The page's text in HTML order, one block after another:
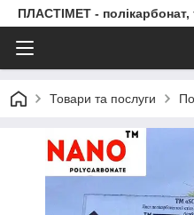
ПЛАСТІМЕТ - полікарбонат,
Товари та послуги